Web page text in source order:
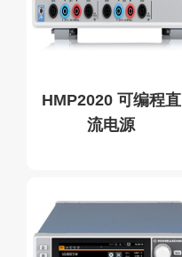
HMP2020 可编程直
流电源